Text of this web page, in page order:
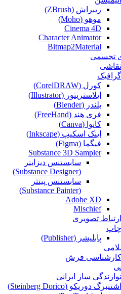
زیبراش (ZBrush)
موهو (Moho)
Cinema 4D
Character Animator
Bitmap2Material
تجسمی
نقاشی‌
گرافیک
کورل (CorelDRAW)
ایلاستریتور (Illustrator)
بلندر (Blender)
فری هند (FreeHand)
کانوا (Canva)
اینک اسکیپ (Inkscape)
فیگما (Figma‎)
Substance 3D Sampler
سابستنس دیزاینر
(Substance Designer)
سابستنس پینتر
(Substance Painter)
Adobe XD
Mischief
ارتباط تصویری
چاپ
پابلیشر (Publisher)
کارشناسی فرش
نوازندگی ساز ایرانی
اشتنبرگ دوریکو (Steinberg Dorico)